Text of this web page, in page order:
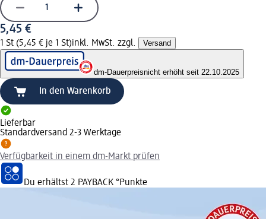
5,45 €
1 St (5,45 € je 1 St)inkl. MwSt. zzgl. Versand
dm-Dauerpreisnicht erhöht seit 22.10.2025
In den Warenkorb
Lieferbar
Standardversand 2-3 Werktage
Verfügbarkeit in einem dm-Markt prüfen
Du erhältst 2 PAYBACK °Punkte